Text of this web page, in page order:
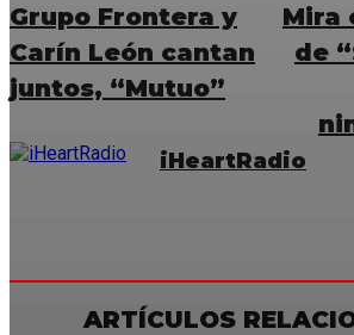
Grupo Frontera y
Carín León cantan
juntos, “Mutuo”
Mira
de
iHeartRadio
ARTÍCULOS